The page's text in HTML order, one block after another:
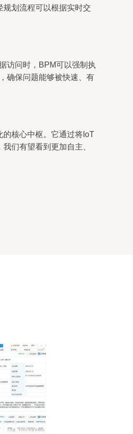
划流程可以根据实时交
访问时，BPM可以强制执
确保问题能够被快速、有
核心中枢。它通过将IoT
们有望看到更加自主、